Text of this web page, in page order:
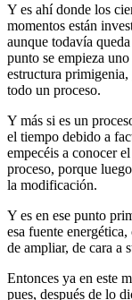
Y es ahí donde los
momentos están
aunque todavía
punto se empieza
estructura
todo un proceso.
Y más si es un
el tiempo debido a
empecéis a conocer
proceso, porque
la modificación.
Y es en ese punto
esa fuente
de ampliar, de cara a
Entonces ya en este
pues, después de lo